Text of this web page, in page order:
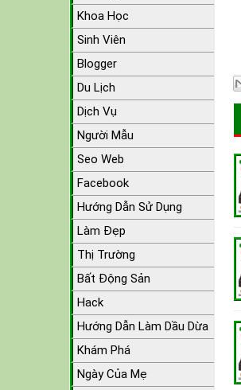
Khoa Học
Sinh Viên
Blogger
Du Lịch
Dịch Vụ
Người Mẫu
Seo Web
Facebook
Hướng Dẫn Sử Dụng
Làm Đẹp
Thị Trường
Bất Động Sản
Hack
Hướng Dẫn Làm Dầu Dừa
Khám Phá
Ngày Của Mẹ